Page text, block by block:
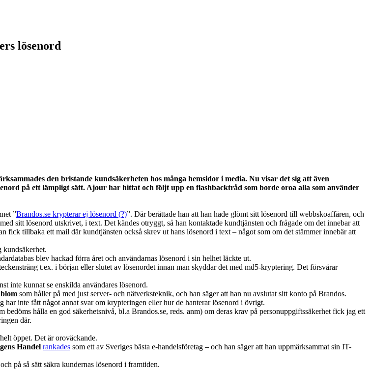
lösenord
den bristande kundsäkerheten hos många hemsidor i media. Nu visar det sig att även
på ett lämpligt sätt. Ajour har hittat och följt upp en flashbacktråd som borde oroa alla som använder
”Brandos.se krypterar ej lösenord (?)”. Där berättade han att han hade glömt sitt lösenord till webbskoaffären, och
sitt lösenord utskrivet, i text. Det kändes otryggt, så han kontaktade kundtjänsten och frågade om det innebar att
tillbaka ett mail där kundtjänsten också skrev ut hans lösenord i text – något som om det stämmer innebär att
blev hackad förra året och användarnas lösenord i sin helhet läckte ut.
t.ex. i början eller slutet av lösenordet innan man skyddar det med md5-kryptering. Det försvårar
inte kunnat se enskilda användares lösenord.
som håller på med just server- och nätverksteknik, och han säger att han nu avslutat sitt konto på Brandos.
inte fått något annat svar om krypteringen eller hur de hanterar lösenord i övrigt.
bedöms hålla en god säkerhetsnivå, bl.a Brandos.se, reds. anm) om deras krav på personuppgiftssäkerhet fick jag ett
där.
öppet. Det är oroväckande.
Handel rankades som ett av Sveriges bästa e-handelsföretag–och han säger att han uppmärksammat sin IT-
på så sätt säkra kundernas lösenord i framtiden.